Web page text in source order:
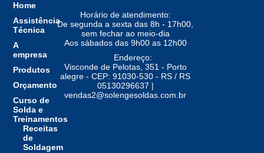
Home
Assistência
Técnica
A
empresa
Produtos
Orçamento
Curso de
Solda e
Treinamentos
Receitas
de
Soldagem
Horário de atendimento:
De segunda a sexta das 8h - 17h00,
sem fechar ao meio-dia
Aos sábados das 9h00 as 12h00
Endereço:
Visconde de Pelotas, 351 - Porto
alegre - CEP: 91030-530 - RS / RS
05130296637 |
vendas2@solengesoldas.com.br